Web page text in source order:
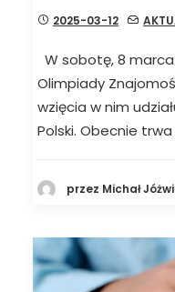
2025-03-12
W sobotę, 8 marca
Olimpiady
wzięcia w nim
Polski. Obecnie
przez Michał